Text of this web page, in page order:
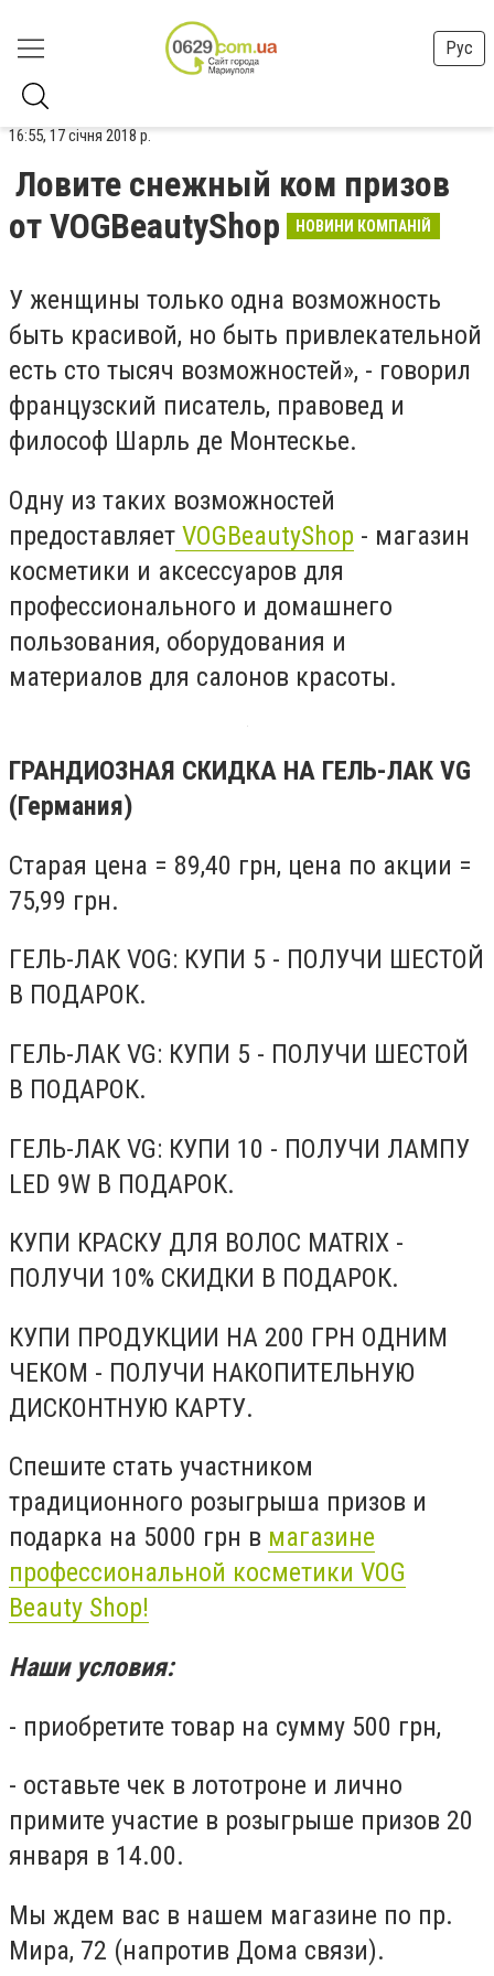
Рус
16:55, 17 січня 2018 р.
Ловите снежный ком призов
от VOGBeautyShop
НОВИНИ КОМПАНІЙ
У женщины только одна возможность
быть красивой, но быть привлекательной
есть сто тысяч возможностей», - говорил
французский писатель, правовед и
философ Шарль де Монтескье.
Одну из таких возможностей
предоставляет VOGBeautyShop - магазин
косметики и аксессуаров для
профессионального и домашнего
пользования, оборудования и
материалов для салонов красоты.
ГРАНДИОЗНАЯ СКИДКА НА ГЕЛЬ-ЛАК VG
(Германия)
Старая цена = 89,40 грн, цена по акции =
75,99 грн.
ГЕЛЬ-ЛАК VOG: КУПИ 5 - ПОЛУЧИ ШЕСТОЙ
В ПОДАРОК.
ГЕЛЬ-ЛАК VG: КУПИ 5 - ПОЛУЧИ ШЕСТОЙ
В ПОДАРОК.
ГЕЛЬ-ЛАК VG: КУПИ 10 - ПОЛУЧИ ЛАМПУ
LED 9W В ПОДАРОК.
КУПИ КРАСКУ ДЛЯ ВОЛОС MATRIX -
ПОЛУЧИ 10% СКИДКИ В ПОДАРОК.
КУПИ ПРОДУКЦИИ НА 200 ГРН ОДНИМ
ЧЕКОМ - ПОЛУЧИ НАКОПИТЕЛЬНУЮ
ДИСКОНТНУЮ КАРТУ.
Спешите стать участником
традиционного розыгрыша призов и
подарка на 5000 грн в магазине
профессиональной косметики VOG
Beauty Shop!
Наши условия:
- приобретите товар на сумму 500 грн,
- оставьте чек в лототроне и лично
примите участие в розыгрыше призов 20
января в 14.00.
Мы ждем вас в нашем магазине по пр.
Мира, 72 (напротив Дома связи).